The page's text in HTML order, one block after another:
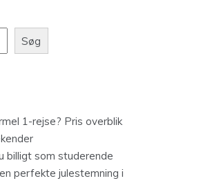
Søg
1-rejse? Pris overblik
billigt som studerende
perfekte julestemning i